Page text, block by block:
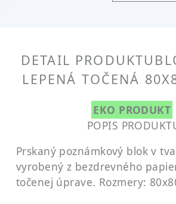
DETAIL PRODUKTU
LEPENÁ TOČENÁ
EKO PRODUKT
POPIS
Prskaný poznámkový blok v
vyrobený z bezdrevného
točenej úprave. Rozmery: